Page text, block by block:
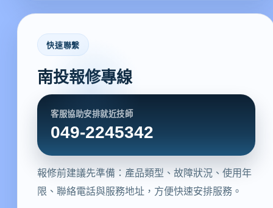
快速聯繫
南投報修專線
客服協助安排就近技師
049-2245342
報修前建議先準備：產品類型、故障狀況、使用年
限、聯絡電話與服務地址，方便快速安排服務。